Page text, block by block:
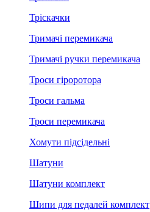
Тріскачки
Тримачі перемикача
Тримачі ручки перемикача
Троси гіроротора
Троси гальма
Троси перемикача
Хомути підсідельні
Шатуни
Шатуни комплект
Шипи для педалей комплект